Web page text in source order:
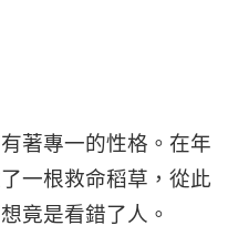
著專一的性格。在年
一根救命稻草，從此
竟是看錯了人。